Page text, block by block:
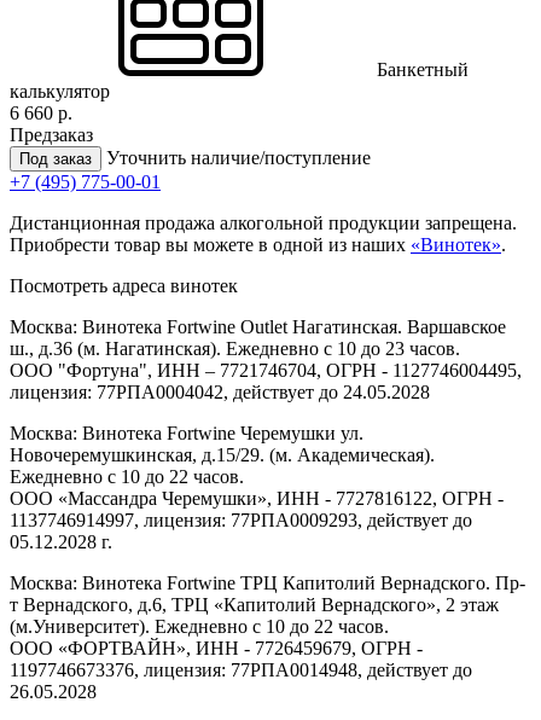
Банкетный
калькулятор
6 660 р.
Предзаказ
Под заказ
Уточнить наличие/поступление
+7 (495) 775-00-01
Дистанционная продажа алкогольной продукции запрещена.
Приобрести товар вы можете в одной из наших «Винотек».
Посмотреть адреса винотек
Москва: Винотека Fortwine Outlet Нагатинская. Варшавское
ш., д.36 (м. Нагатинская). Ежедневно с 10 до 23 часов.
ООО "Фортуна", ИНН – 7721746704, ОГРН - 1127746004495,
лицензия: 77РПА0004042, действует до 24.05.2028
Москва: Винотека Fortwine Черемушки ул.
Новочеремушкинская, д.15/29. (м. Академическая).
Ежедневно с 10 до 22 часов.
ООО «Массандра Черемушки», ИНН - 7727816122, ОГРН -
1137746914997, лицензия: 77РПА0009293, действует до
05.12.2028 г.
Москва: Винотека Fortwine ТРЦ Капитолий Вернадского. Пр-
т Вернадского, д.6, ТРЦ «Капитолий Вернадского», 2 этаж
(м.Университет). Ежедневно с 10 до 22 часов.
ООО «ФОРТВАЙН», ИНН - 7726459679, ОГРН -
1197746673376, лицензия: 77РПА0014948, действует до
26.05.2028